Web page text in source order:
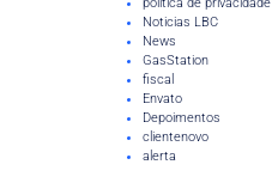
Noticias LBC
News
GasStation
fiscal
Envato
Depoimentos
clientenovo
alerta